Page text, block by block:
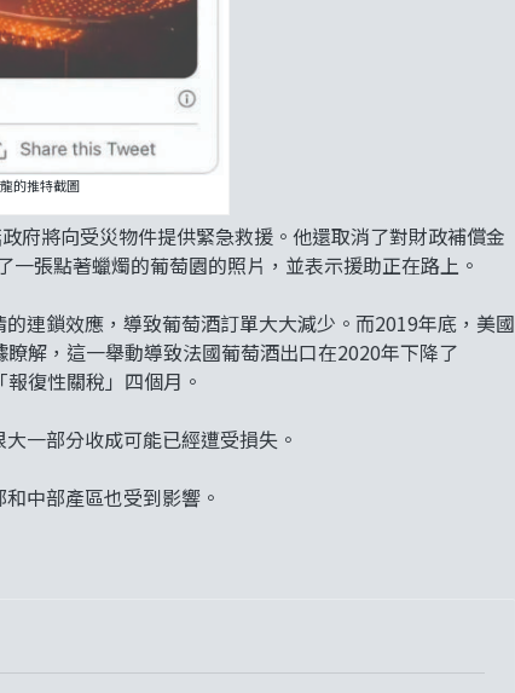
的推特截圖
府將向受災物件提供緊急救援。他還取消了對財政補償金
張點著蠟燭的葡萄園的照片，並表示援助正在路上。
連鎖效應，導致葡萄酒訂單大大減少。而2019年底，美國
解，這一舉動導致法國葡萄酒出口在2020年下降了
復性關稅」四個月。
一部分收成可能已經遭受損失。
中部產區也受到影響。